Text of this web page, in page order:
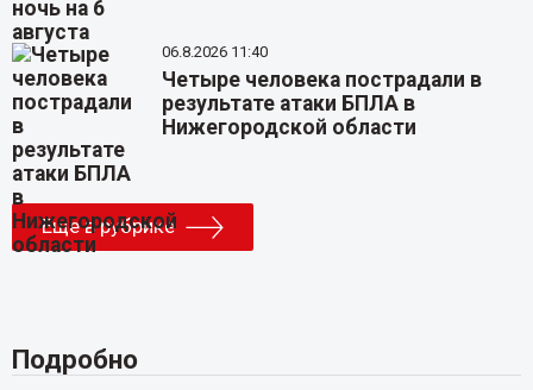
06.8.2026 11:40
Четыре человека пострадали в
результате атаки БПЛА в
Нижегородской области
Еще в рубрике
Подробно